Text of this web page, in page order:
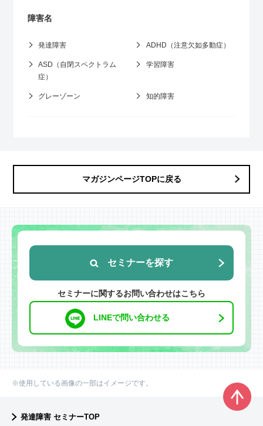
障害名
発達障害 ADHD（注意欠如多動症）
ASD（自閉スペクトラム
症）
学習障害
グレーゾーン 知的障害
マガジンページTOPに戻る
セミナーを探す
セミナーに関するお問い合わせはこちら
LINEで問い合わせる
※使用している画像の一部はイメージです。
発達障害 セミナーTOP